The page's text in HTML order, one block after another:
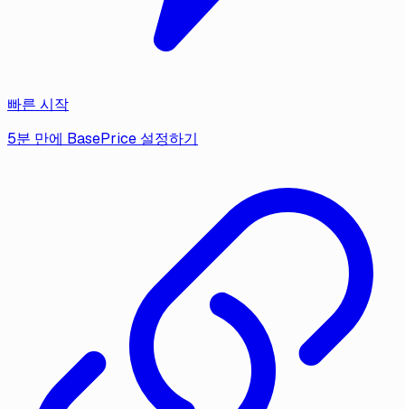
빠른 시작
5분 만에 BasePrice 설정하기